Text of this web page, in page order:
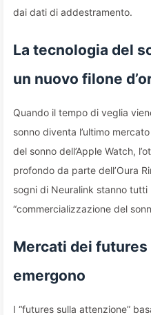
dai dati di addestramento.
La tecnologia del
un nuovo filone
Quando il tempo di veglia
sonno diventa l’ultimo
del sonno dell’Apple Watch,
profondo da parte dell’Oura
sogni di Neuralink stanno
“commercializzazione del
Mercati dei
emergono
I “futures sulla attenzione”